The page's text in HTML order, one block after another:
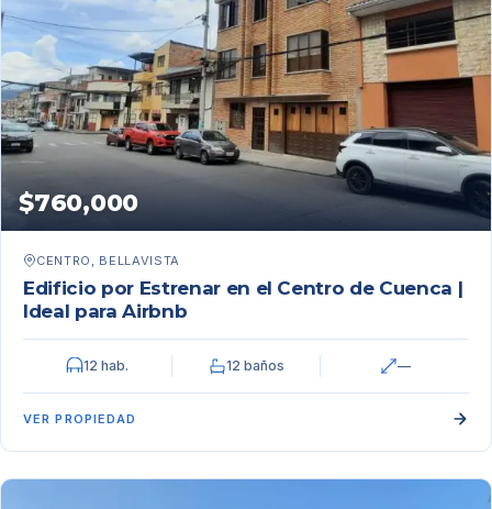
$760,000
CENTRO, BELLAVISTA
Edificio por Estrenar en el Centro de Cuenca |
Ideal para Airbnb
12 hab. 12 baños —
VER PROPIEDAD